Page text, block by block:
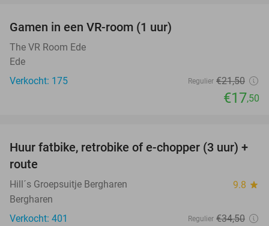
Gamen in een VR-room (1 uur)
The VR Room Ede
Ede
Verkocht: 175
Regulier €21,50
€17,50
35%
Huur fatbike, retrobike of e-chopper (3 uur) +
route
Hill´s Groepsuitje Bergharen 9.8 star
Bergharen
Verkocht: 401
Regulier €34,50